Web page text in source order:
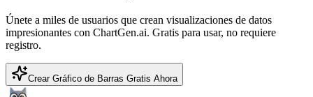
Únete a miles de usuarios que crean visualizaciones de datos
impresionantes con ChartGen.ai. Gratis para usar, no requiere
registro.
Crear Gráfico de Barras Gratis Ahora